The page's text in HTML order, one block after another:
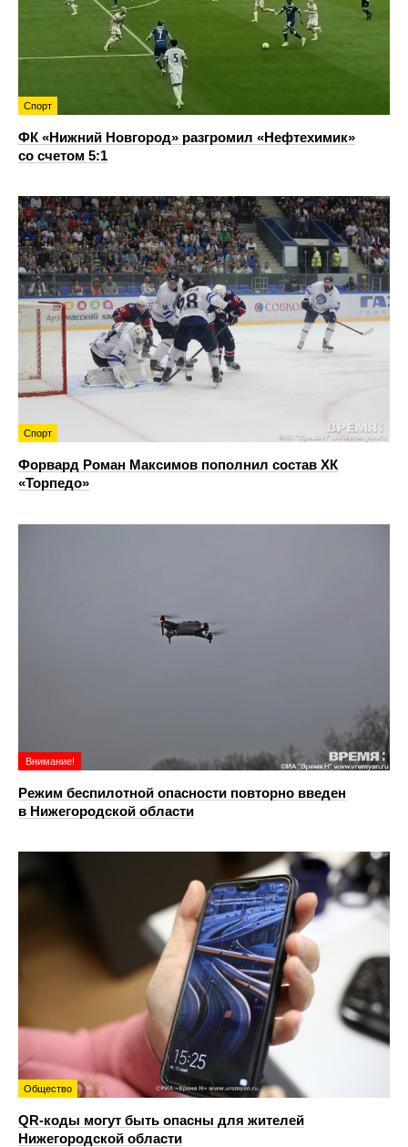
Спорт
ФК «Нижний Новгород» разгромил «Нефтехимик»
со счетом 5:1
Спорт
Форвард Роман Максимов пополнил состав ХК
«Торпедо»
Внимание!
Режим беспилотной опасности повторно введен
в Нижегородской области
Общество
QR-коды могут быть опасны для жителей
Нижегородской области